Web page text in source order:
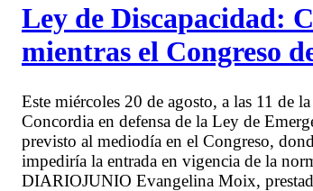
Ley de Discapacidad:
mientras el Congreso
Este miércoles 20 de agosto, a las 11 de
Concordia en defensa de la Ley de
previsto al mediodía en el Congreso,
impediría la entrada en vigencia de la
DIARIOJUNIO Evangelina Moix,